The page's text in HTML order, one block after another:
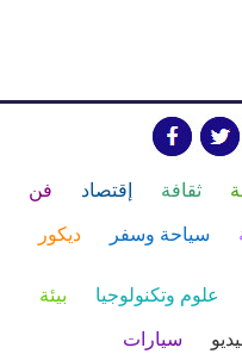
ثقافة إقتصاد فن
سياحة وسفر ديكور
علوم وتكنولوجيا بيئة
سيارات